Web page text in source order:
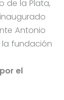
de la Plata,
Antonio
la fundación
el